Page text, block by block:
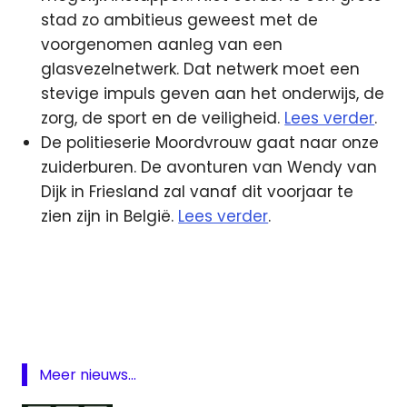
stad zo ambitieus geweest met de
voorgenomen aanleg van een
glasvezelnetwerk. Dat netwerk moet een
stevige impuls geven aan het onderwijs, de
zorg, de sport en de veiligheid. Lees verder.
De politieserie Moordvrouw gaat naar onze
zuiderburen. De avonturen van Wendy van
Dijk in Friesland zal vanaf dit voorjaar te
zien zijn in België. Lees verder.
Wegener
Meer nieuws...